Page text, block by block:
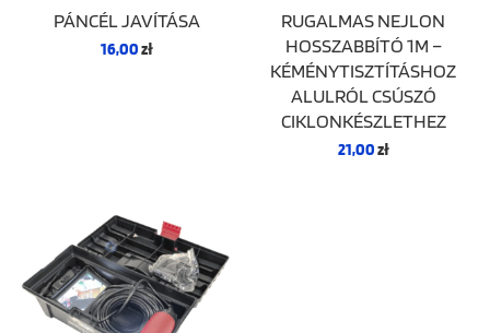
PÁNCÉL JAVÍTÁSA
16,00zł
RUGALMAS NEJLON
HOSSZABBÍTÓ 1M –
KÉMÉNYTISZTÍTÁSHOZ
ALULRÓL CSÚSZÓ
CIKLONKÉSZLETHEZ
21,00zł